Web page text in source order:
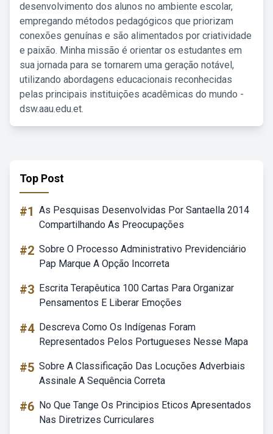
desenvolvimento dos alunos no ambiente escolar,
empregando métodos pedagógicos que priorizam
conexões genuínas e são alimentados por criatividade
e paixão. Minha missão é orientar os estudantes em
sua jornada para se tornarem uma geração notável,
utilizando abordagens educacionais reconhecidas
pelas principais instituições acadêmicas do mundo -
dsw.aau.edu.et.
Top Post
#1 As Pesquisas Desenvolvidas Por Santaella 2014
Compartilhando As Preocupações
#2 Sobre O Processo Administrativo Previdenciário
Pap Marque A Opção Incorreta
#3 Escrita Terapêutica 100 Cartas Para Organizar
Pensamentos E Liberar Emoções
#4 Descreva Como Os Indígenas Foram
Representados Pelos Portugueses Nesse Mapa
#5 Sobre A Classificação Das Locuções Adverbiais
Assinale A Sequência Correta
#6 No Que Tange Os Principios Eticos Apresentados
Nas Diretrizes Curriculares